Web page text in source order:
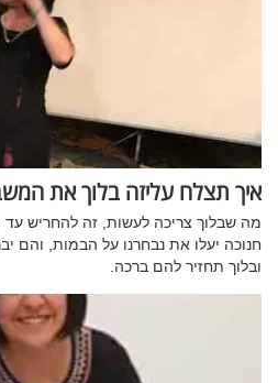
איך תצלח עליזה בלוך את
מה שבלוך צריכה לעשות, זה להחריש עד
חנוכה יעלו את נבחרנו על הבמות, והם
ובלוך תחזיר להם ברכה.